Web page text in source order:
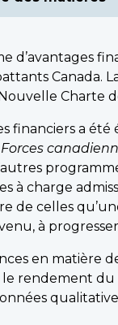
d’avantages
Charte
financiers a
à charge
de celles
à
en matière
rendement du